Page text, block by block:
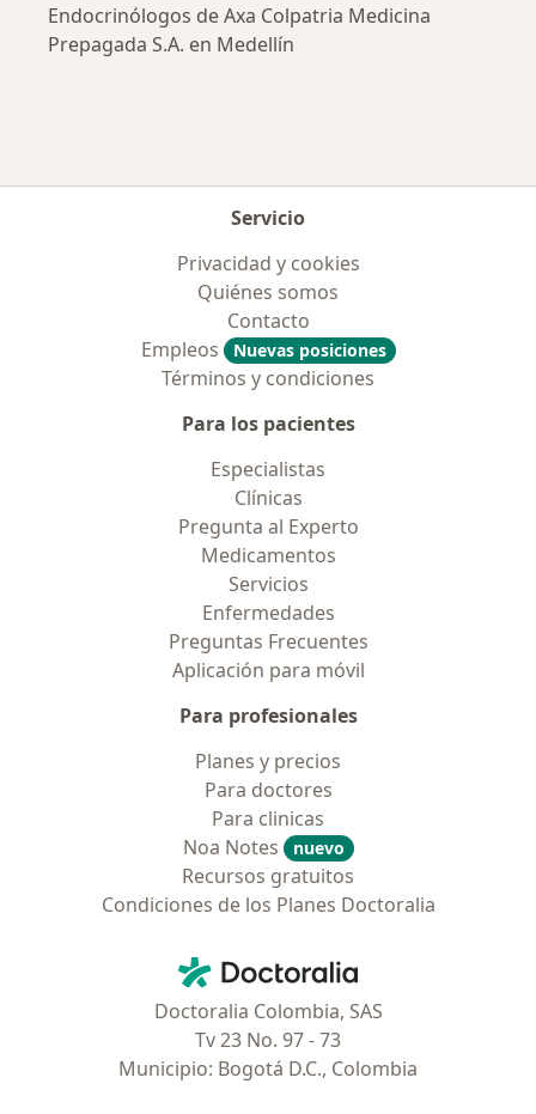
Endocrinólogos de Axa Colpatria Medicina
Prepagada S.A. en Medellín
Servicio
Privacidad y cookies
Quiénes somos
Contacto
Empleos
Nuevas posiciones
Términos y condiciones
Para los pacientes
Especialistas
Clínicas
Pregunta al Experto
Medicamentos
Servicios
Enfermedades
Preguntas Frecuentes
Aplicación para móvil
Para profesionales
Planes y precios
Para doctores
Para clinicas
Noa Notes
nuevo
Recursos gratuitos
Condiciones de los Planes Doctoralia
Doctoralia - Página de inicio
Doctoralia Colombia, SAS
Tv 23 No. 97 - 73
Municipio: Bogotá D.C., Colombia